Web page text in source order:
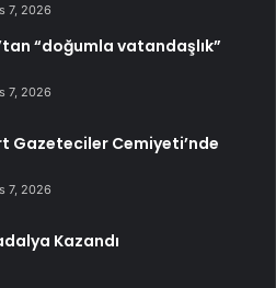
7, 2026
“doğumla vatandaşlık”
7, 2026
Gazeteciler Cemiyeti’nde
7, 2026
Kazandı